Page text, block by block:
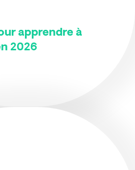
apprendre à
2026